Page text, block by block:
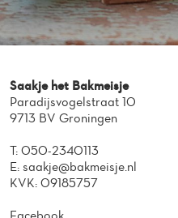
Saakje het Bakmeisje
Paradijsvogelstraat 10
9713 BV Groningen
T: 050-2340113
E: saakje@bakmeisje.nl
KVK: 09185757
Facebook